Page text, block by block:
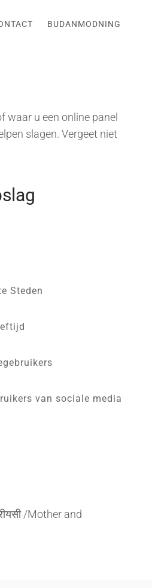
BUDANMODNING
waar u een online panel
slagen. Vergeet niet
Steden
van sociale media
/Mother and